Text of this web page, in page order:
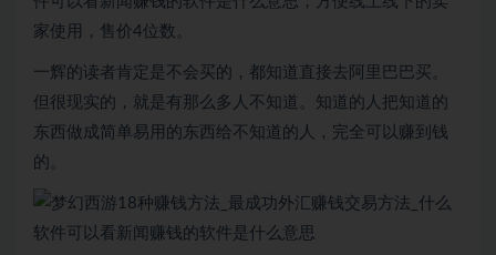
家使用，售价4位数。
一辉的读者肯定是不会买的，都知道直接去阿里巴巴买。
但很现实的，就是有那么多人不知道。知道的人把知道的
东西做成简单易用的东西给不知道的人，完全可以赚到钱
的。